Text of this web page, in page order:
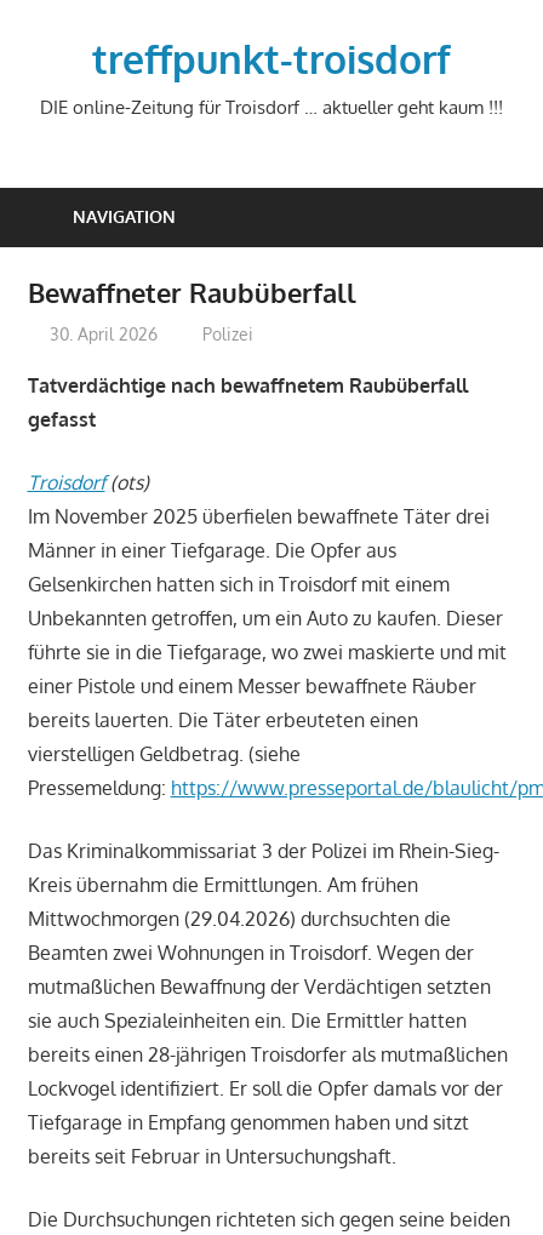
treffpunkt-troisdorf
DIE online-Zeitung für Troisdorf … aktueller geht kaum !!!
NAVIGATION
Bewaffneter Raubüberfall
30. April 2026 treffpunkt
Polizei
Tatverdächtige nach bewaffnetem Raubüberfall
gefasst
Troisdorf(ots)
Im November 2025 überfielen bewaffnete Täter drei
Männer in einer Tiefgarage. Die Opfer aus
Gelsenkirchen hatten sich in Troisdorf mit einem
Unbekannten getroffen, um ein Auto zu kaufen. Dieser
führte sie in die Tiefgarage, wo zwei maskierte und mit
einer Pistole und einem Messer bewaffnete Räuber
bereits lauerten. Die Täter erbeuteten einen
vierstelligen Geldbetrag. (siehe
Pressemeldung: https://www.presseportal.de/blaulicht/
Das Kriminalkommissariat 3 der Polizei im Rhein-Sieg-
Kreis übernahm die Ermittlungen. Am frühen
Mittwochmorgen (29.04.2026) durchsuchten die
Beamten zwei Wohnungen in Troisdorf. Wegen der
mutmaßlichen Bewaffnung der Verdächtigen setzten
sie auch Spezialeinheiten ein. Die Ermittler hatten
bereits einen 28-jährigen Troisdorfer als mutmaßlichen
Lockvogel identifiziert. Er soll die Opfer damals vor der
Tiefgarage in Empfang genommen haben und sitzt
bereits seit Februar in Untersuchungshaft.
Die Durchsuchungen richteten sich gegen seine beiden